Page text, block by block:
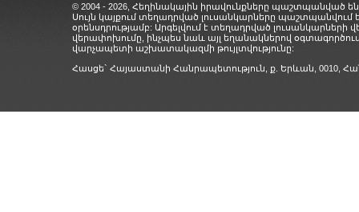
© 2004 - 2026, Հեղինակային իրավունքները պաշտպանված
Սույն կայքում տեղադրված լուսանկարները
օրենսդրությամբ: Արգելվում է տեղադրված
վերափոխումը, ինչպես նաև այլ եղանակներով
վարչապետի աշխատակազմի թույլտվությունը:
Հասցե` Հայաստանի Հանրապետություն, ք. Երևան, 0010,